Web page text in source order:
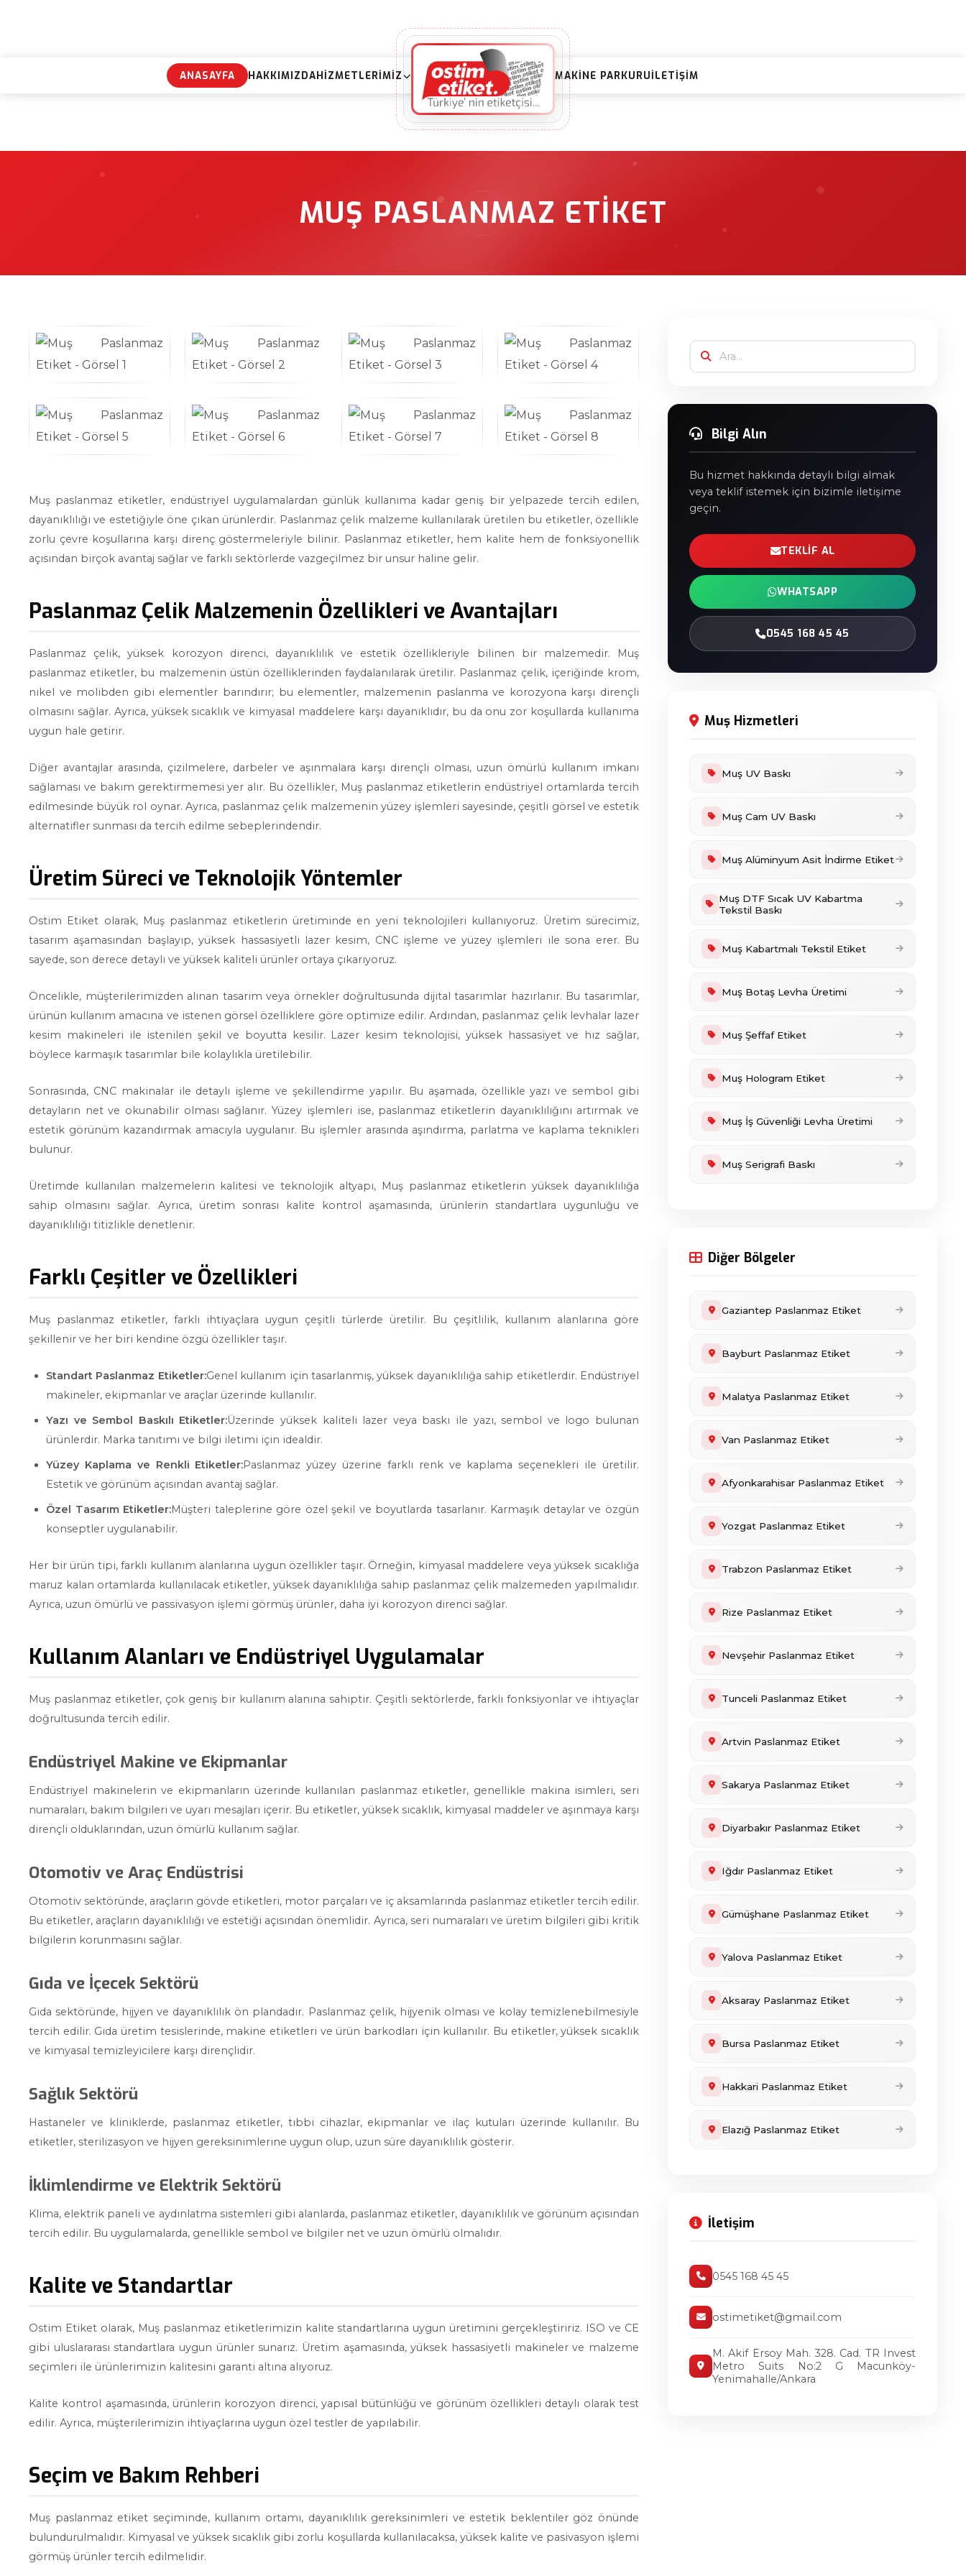
ANASAYFA HAKKIMIZDAHIZMETLERIMIZ MAKINE PARKURUİLETIŞIM
MUŞ PASLANMAZ ETIKET
Muş paslanmaz etiketler, endüstriyel uygulamalardan günlük kullanıma kadar geniş bir yelpazede tercih edilen,
dayanıklılığı ve estetiğiyle öne çıkan ürünlerdir. Paslanmaz çelik malzeme kullanılarak üretilen bu etiketler, özellikle
zorlu çevre koşullarına karşı direnç göstermeleriyle bilinir. Paslanmaz etiketler, hem kalite hem de fonksiyonellik
açısından birçok avantaj sağlar ve farklı sektörlerde vazgeçilmez bir unsur haline gelir.
Paslanmaz Çelik Malzemenin Özellikleri ve Avantajları
Paslanmaz çelik, yüksek korozyon direnci, dayanıklılık ve estetik özellikleriyle bilinen bir malzemedir. Muş
paslanmaz etiketler, bu malzemenin üstün özelliklerinden faydalanılarak üretilir. Paslanmaz çelik, içeriğinde krom,
nikel ve molibden gibi elementler barındırır; bu elementler, malzemenin paslanma ve korozyona karşı dirençli
olmasını sağlar. Ayrıca, yüksek sıcaklık ve kimyasal maddelere karşı dayanıklıdır, bu da onu zor koşullarda kullanıma
uygun hale getirir.
Diğer avantajlar arasında, çizilmelere, darbeler ve aşınmalara karşı dirençli olması, uzun ömürlü kullanım imkanı
sağlaması ve bakım gerektirmemesi yer alır. Bu özellikler, Muş paslanmaz etiketlerin endüstriyel ortamlarda tercih
edilmesinde büyük rol oynar. Ayrıca, paslanmaz çelik malzemenin yüzey işlemleri sayesinde, çeşitli görsel ve estetik
alternatifler sunması da tercih edilme sebeplerindendir.
Üretim Süreci ve Teknolojik Yöntemler
Ostim Etiket olarak, Muş paslanmaz etiketlerin üretiminde en yeni teknolojileri kullanıyoruz. Üretim sürecimiz,
tasarım aşamasından başlayıp, yüksek hassasiyetli lazer kesim, CNC işleme ve yüzey işlemleri ile sona erer. Bu
sayede, son derece detaylı ve yüksek kaliteli ürünler ortaya çıkarıyoruz.
Öncelikle, müşterilerimizden alınan tasarım veya örnekler doğrultusunda dijital tasarımlar hazırlanır. Bu tasarımlar,
ürünün kullanım amacına ve istenen görsel özelliklere göre optimize edilir. Ardından, paslanmaz çelik levhalar lazer
kesim makineleri ile istenilen şekil ve boyutta kesilir. Lazer kesim teknolojisi, yüksek hassasiyet ve hız sağlar,
böylece karmaşık tasarımlar bile kolaylıkla üretilebilir.
Sonrasında, CNC makinalar ile detaylı işleme ve şekillendirme yapılır. Bu aşamada, özellikle yazı ve sembol gibi
detayların net ve okunabilir olması sağlanır. Yüzey işlemleri ise, paslanmaz etiketlerin dayanıklılığını artırmak ve
estetik görünüm kazandırmak amacıyla uygulanır. Bu işlemler arasında aşındırma, parlatma ve kaplama teknikleri
bulunur.
Üretimde kullanılan malzemelerin kalitesi ve teknolojik altyapı, Muş paslanmaz etiketlerin yüksek dayanıklılığa
sahip olmasını sağlar. Ayrıca, üretim sonrası kalite kontrol aşamasında, ürünlerin standartlara uygunluğu ve
dayanıklılığı titizlikle denetlenir.
Farklı Çeşitler ve Özellikleri
Muş paslanmaz etiketler, farklı ihtiyaçlara uygun çeşitli türlerde üretilir. Bu çeşitlilik, kullanım alanlarına göre
şekillenir ve her biri kendine özgü özellikler taşır.
Standart Paslanmaz Etiketler:Genel kullanım için tasarlanmış, yüksek dayanıklılığa sahip etiketlerdir. Endüstriyel
makineler, ekipmanlar ve araçlar üzerinde kullanılır.
Yazı ve Sembol Baskılı Etiketler:Üzerinde yüksek kaliteli lazer veya baskı ile yazı, sembol ve logo bulunan
ürünlerdir. Marka tanıtımı ve bilgi iletimi için idealdir.
Yüzey Kaplama ve Renkli Etiketler:Paslanmaz yüzey üzerine farklı renk ve kaplama seçenekleri ile üretilir.
Estetik ve görünüm açısından avantaj sağlar.
Özel Tasarım Etiketler:Müşteri taleplerine göre özel şekil ve boyutlarda tasarlanır. Karmaşık detaylar ve özgün
konseptler uygulanabilir.
Her bir ürün tipi, farklı kullanım alanlarına uygun özellikler taşır. Örneğin, kimyasal maddelere veya yüksek sıcaklığa
maruz kalan ortamlarda kullanılacak etiketler, yüksek dayanıklılığa sahip paslanmaz çelik malzemeden yapılmalıdır.
Ayrıca, uzun ömürlü ve passivasyon işlemi görmüş ürünler, daha iyi korozyon direnci sağlar.
Kullanım Alanları ve Endüstriyel Uygulamalar
Muş paslanmaz etiketler, çok geniş bir kullanım alanına sahiptir. Çeşitli sektörlerde, farklı fonksiyonlar ve ihtiyaçlar
doğrultusunda tercih edilir.
Endüstriyel Makine ve Ekipmanlar
Endüstriyel makinelerin ve ekipmanların üzerinde kullanılan paslanmaz etiketler, genellikle makina isimleri, seri
numaraları, bakım bilgileri ve uyarı mesajları içerir. Bu etiketler, yüksek sıcaklık, kimyasal maddeler ve aşınmaya karşı
dirençli olduklarından, uzun ömürlü kullanım sağlar.
Otomotiv ve Araç Endüstrisi
Otomotiv sektöründe, araçların gövde etiketleri, motor parçaları ve iç aksamlarında paslanmaz etiketler tercih edilir.
Bu etiketler, araçların dayanıklılığı ve estetiği açısından önemlidir. Ayrıca, seri numaraları ve üretim bilgileri gibi kritik
bilgilerin korunmasını sağlar.
Gıda ve İçecek Sektörü
Gıda sektöründe, hijyen ve dayanıklılık ön plandadır. Paslanmaz çelik, hijyenik olması ve kolay temizlenebilmesiyle
tercih edilir. Gıda üretim tesislerinde, makine etiketleri ve ürün barkodları için kullanılır. Bu etiketler, yüksek sıcaklık
ve kimyasal temizleyicilere karşı dirençlidir.
Sağlık Sektörü
Hastaneler ve kliniklerde, paslanmaz etiketler, tıbbi cihazlar, ekipmanlar ve ilaç kutuları üzerinde kullanılır. Bu
etiketler, sterilizasyon ve hijyen gereksinimlerine uygun olup, uzun süre dayanıklılık gösterir.
İklimlendirme ve Elektrik Sektörü
Klima, elektrik paneli ve aydınlatma sistemleri gibi alanlarda, paslanmaz etiketler, dayanıklılık ve görünüm açısından
tercih edilir. Bu uygulamalarda, genellikle sembol ve bilgiler net ve uzun ömürlü olmalıdır.
Kalite ve Standartlar
Ostim Etiket olarak, Muş paslanmaz etiketlerimizin kalite standartlarına uygun üretimini gerçekleştiririz. ISO ve CE
gibi uluslararası standartlara uygun ürünler sunarız. Üretim aşamasında, yüksek hassasiyetli makineler ve malzeme
seçimleri ile ürünlerimizin kalitesini garanti altına alıyoruz.
Kalite kontrol aşamasında, ürünlerin korozyon direnci, yapısal bütünlüğü ve görünüm özellikleri detaylı olarak test
edilir. Ayrıca, müşterilerimizin ihtiyaçlarına uygun özel testler de yapılabilir.
Seçim ve Bakım Rehberi
Muş paslanmaz etiket seçiminde, kullanım ortamı, dayanıklılık gereksinimleri ve estetik beklentiler göz önünde
bulundurulmalıdır. Kimyasal ve yüksek sıcaklık gibi zorlu koşullarda kullanılacaksa, yüksek kalite ve pasivasyon işlemi
görmüş ürünler tercih edilmelidir.
Bilgi Alın
Bu hizmet hakkında detaylı bilgi almak
veya teklif istemek için bizimle iletişime
geçin.
TEKLIF AL
WHATSAPP
0545 168 45 45
Muş Hizmetleri
Muş UV Baskı
Muş Cam UV Baskı
Muş Alüminyum Asit İndirme Etiket
Muş DTF Sıcak UV Kabartma
Tekstil Baskı
Muş Kabartmalı Tekstil Etiket
Muş Botaş Levha Üretimi
Muş Şeffaf Etiket
Muş Hologram Etiket
Muş İş Güvenliği Levha Üretimi
Muş Serigrafi Baskı
Diğer Bölgeler
Gaziantep Paslanmaz Etiket
Bayburt Paslanmaz Etiket
Malatya Paslanmaz Etiket
Van Paslanmaz Etiket
Afyonkarahisar Paslanmaz Etiket
Yozgat Paslanmaz Etiket
Trabzon Paslanmaz Etiket
Rize Paslanmaz Etiket
Nevşehir Paslanmaz Etiket
Tunceli Paslanmaz Etiket
Artvin Paslanmaz Etiket
Sakarya Paslanmaz Etiket
Diyarbakır Paslanmaz Etiket
Iğdır Paslanmaz Etiket
Gümüşhane Paslanmaz Etiket
Yalova Paslanmaz Etiket
Aksaray Paslanmaz Etiket
Bursa Paslanmaz Etiket
Hakkari Paslanmaz Etiket
Elazığ Paslanmaz Etiket
İletişim
0545 168 45 45
ostimetiket@gmail.com
M. Akif Ersoy Mah. 328. Cad. TR Invest
Metro Suits No:2 G Macunköy-
Yenimahalle/Ankara